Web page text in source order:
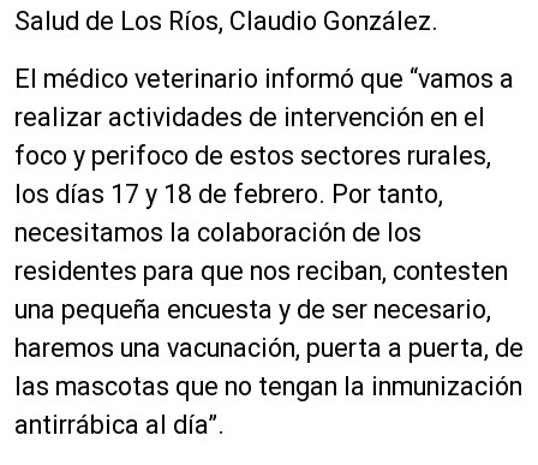
Salud de Los Ríos, Claudio González.
El médico veterinario informó que “vamos a
realizar actividades de intervención en el
foco y perifoco de estos sectores rurales,
los días 17 y 18 de febrero. Por tanto,
necesitamos la colaboración de los
residentes para que nos reciban, contesten
una pequeña encuesta y de ser necesario,
haremos una vacunación, puerta a puerta, de
las mascotas que no tengan la inmunización
antirrábica al día”.